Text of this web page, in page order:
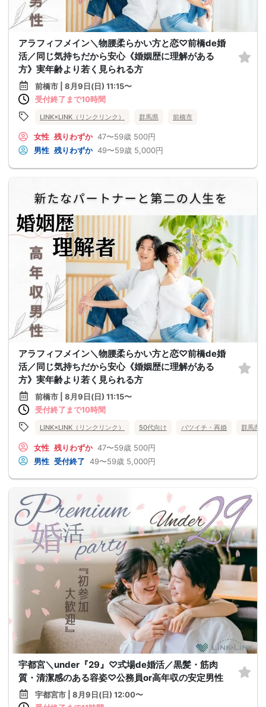
アラフィフメイン＼物腰柔らかい方と恋♡前橋de婚
活／同じ気持ちだから安心《婚姻歴に理解がある
方》実年齢より若く見られる方
前橋市 | 8月9日(日) 11:15〜
受付終了まで10時間
LINK×LINK（リンクリンク） 群馬県 前橋市
女性 残りわずか 47〜59歳 500円
男性 残りわずか 49〜59歳 5,000円
アラフィフメイン＼物腰柔らかい方と恋♡前橋de婚
活／同じ気持ちだから安心《婚姻歴に理解がある
方》実年齢より若く見られる方
前橋市 | 8月9日(日) 11:15〜
受付終了まで10時間
LINK×LINK（リンクリンク） 50代向け バツイチ・再婚 群馬県
女性 残りわずか 47〜59歳 500円
男性 受付終了 49〜59歳 5,000円
宇都宮＼under『29』♡式場de婚活／黒髪・筋肉
質・清潔感のある容姿♡公務員or高年収の安定男性
宇都宮市 | 8月9日(日) 12:00〜